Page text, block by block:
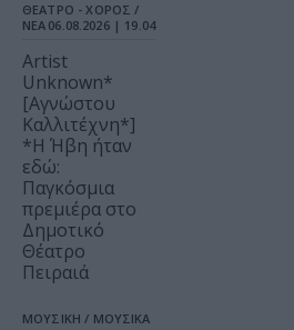
ΘΕΑΤΡΟ - ΧΟΡΟΣ /
ΝΕΑ 06.08.2026 | 19.04
Artist
Unknown*
[Αγνώστου
Καλλιτέχνη*]
*Η Ήβη ήταν
εδώ:
Παγκόσμια
πρεμιέρα στο
Δημοτικό
Θέατρο
Πειραιά
ΜΟΥΣΙΚΗ / ΜΟΥΣΙΚΑ